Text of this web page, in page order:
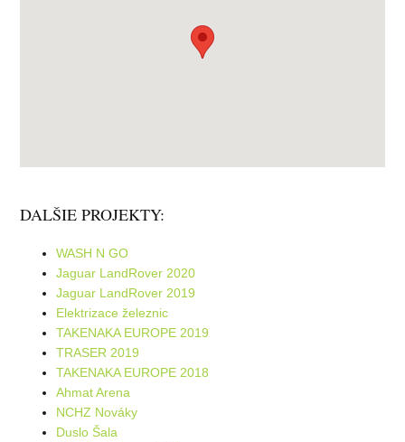
DALŠIE PROJEKTY:
WASH N GO
Jaguar LandRover 2020
Jaguar LandRover 2019
Elektrizace železnic
TAKENAKA EUROPE 2019
TRASER 2019
TAKENAKA EUROPE 2018
Ahmat Arena
NCHZ Nováky
Duslo Šala